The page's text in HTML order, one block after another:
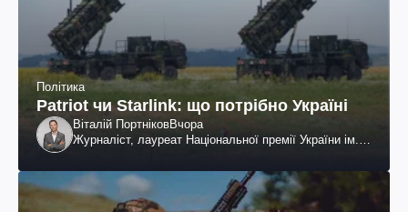
Політика
Patriot чи Starlink: що потрібно Україні
Віталій ПортніковВчора
Журналіст, лауреат Національної премії України ім.